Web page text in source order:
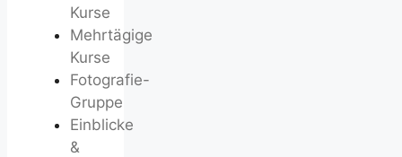
Kurse
Mehrtägige
Kurse
Fotografie-
Gruppe
Einblicke
&